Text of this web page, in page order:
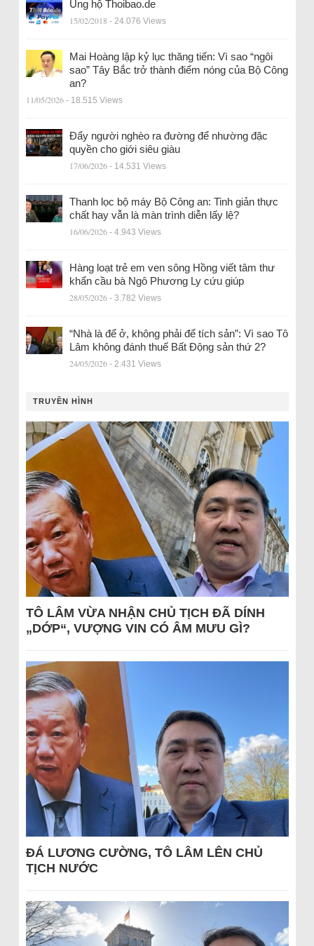
Ủng hộ Thoibao.de
15/02/2018 - 24.076 Views
Mai Hoàng lập kỷ lục thăng tiến: Vì sao “ngôi
sao” Tây Bắc trở thành điểm nóng của Bộ Công
an?
11/05/2026 - 18.515 Views
Đẩy người nghèo ra đường để nhường đặc
quyền cho giới siêu giàu
17/06/2026 - 14.531 Views
Thanh lọc bộ máy Bộ Công an: Tinh giản thực
chất hay vẫn là màn trình diễn lấy lệ?
16/06/2026 - 4.943 Views
Hàng loạt trẻ em ven sông Hồng viết tâm thư
khẩn cầu bà Ngô Phương Ly cứu giúp
28/05/2026 - 3.782 Views
“Nhà là để ở, không phải để tích sản”: Vì sao Tô
Lâm không đánh thuế Bất Động sản thứ 2?
24/05/2026 - 2.431 Views
TRUYỀN HÌNH
TÔ LÂM VỪA NHẬN CHỦ TỊCH ĐÃ DÍNH
„DỚP“, VƯỢNG VIN CÓ ÂM MƯU GÌ?
ĐÁ LƯƠNG CƯỜNG, TÔ LÂM LÊN CHỦ
TỊCH NƯỚC